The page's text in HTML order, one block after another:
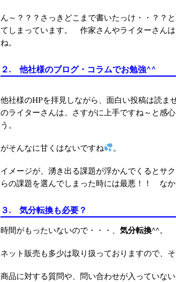
ん～？？？さっきどこまで書いたっけ・・？？
てしまっています。 作家さんやライターさん
ね。
２. 他社様のブログ・コラムでお勉強^^
他社様のHPを拝見しながら、面白い投稿は読ま
のライターさんは、さすがに上手ですね～と感心
う。
がそんなに甘くはないですね 。
イメージが、湧き出る課題が浮かんでくるとサ
らの課題を選んでしまった時には最悪！！ なか
３. 気分転換も必要？
時間がもったいないので・・・、 気分転換^^。
ネット販売も多少は取り扱っておりますので、
商品に対する質問や、問い合わせが入っていな